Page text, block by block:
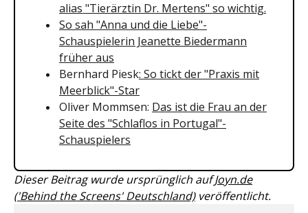
alias "Tierärztin Dr. Mertens" so wichtig.
So sah "Anna und die Liebe"-
Schauspielerin Jeanette Biedermann
früher aus
Bernhard Piesk: So tickt der "Praxis mit
Meerblick"-Star
Oliver Mommsen: Das ist die Frau an der
Seite des "Schlaflos in Portugal"-
Schauspielers
Dieser Beitrag wurde ursprünglich aufJoyn.de
('Behind the Screens' Deutschland)veröffentlicht.